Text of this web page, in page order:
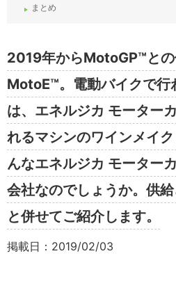
まとめ
2019年からMotoGP™との
MotoE™️。電動バイクで行
は、エネルジカ モーター
れるマシンのワインメイ
んなエネルジカ モーター
会社なのでしょうか。供
と併せてご紹介します。
掲載日：2019/02/03